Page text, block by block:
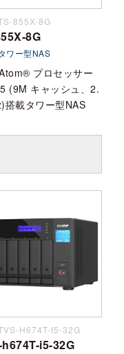
855X-8G
8G
ワー型NAS
プロセッサー
(9M キャッシュ、2.
搭載タワー型NAS
H674T-I5-32G
i5-32G